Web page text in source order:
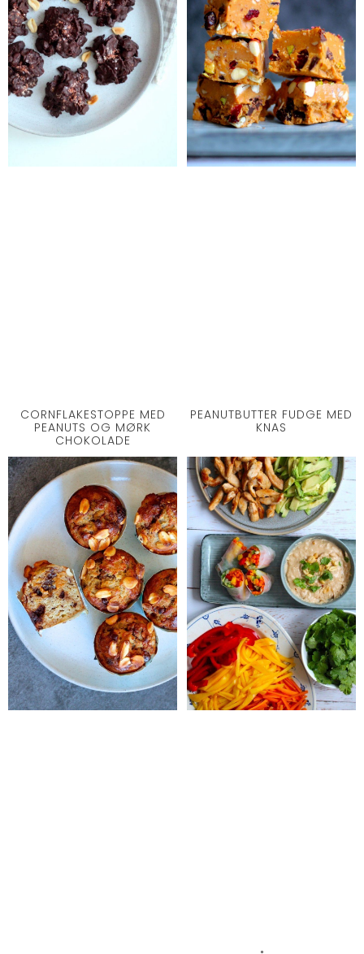
CORNFLAKESTOPPE MED
PEANUTS OG MØRK
CHOKOLADE
PEANUTBUTTER FUDGE MED
KNAS